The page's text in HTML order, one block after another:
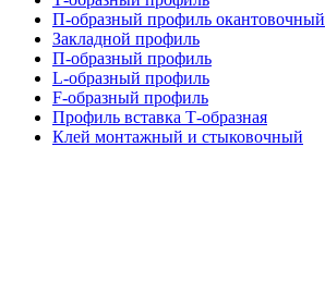
П-образный профиль окантовочный
Закладной профиль
П-образный профиль
L-образный профиль
F-образный профиль
Профиль вставка Т-образная
Клей монтажный и стыковочный